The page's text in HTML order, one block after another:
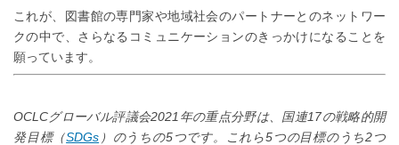
これが、図書館の専門家や地域社会のパートナーとのネットワー
クの中で、さらなるコミュニケーションのきっかけになることを
願っています。
OCLCグローバル評議会2021年の重点分野は、国連17の戦略的開
発目標（SDGs ）のうちの5つです。これら5つの目標のうち2つ